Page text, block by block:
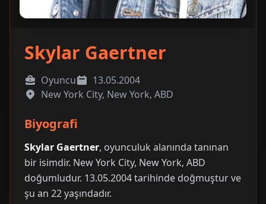
Skylar Gaertner
Oyuncu
13.05.2004
New York City, New York, ABD
Biyografi
Skylar Gaertner, oyunculuk alanında tanınan
bir isimdir. New York City, New York, ABD
doğumludur. 13.05.2004 tarihinde doğmuştur ve
şu an 22 yaşındadır.